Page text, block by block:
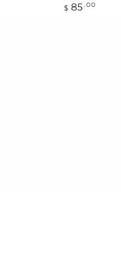
Prix
$ 85 .00